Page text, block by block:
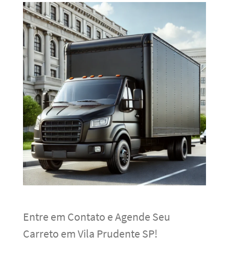
Entre em Contato e Agende Seu
Carreto em Vila Prudente SP!